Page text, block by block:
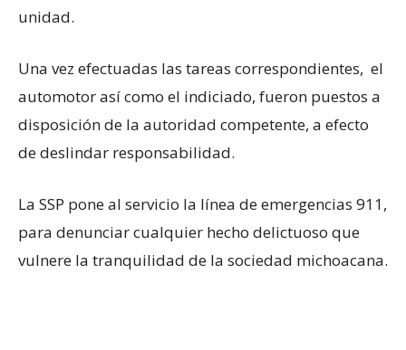
unidad.
Una vez efectuadas las tareas correspondientes, el
automotor así como el indiciado, fueron puestos a
disposición de la autoridad competente, a efecto
de deslindar responsabilidad.
La SSP pone al servicio la línea de emergencias 911,
para denunciar cualquier hecho delictuoso que
vulnere la tranquilidad de la sociedad michoacana.